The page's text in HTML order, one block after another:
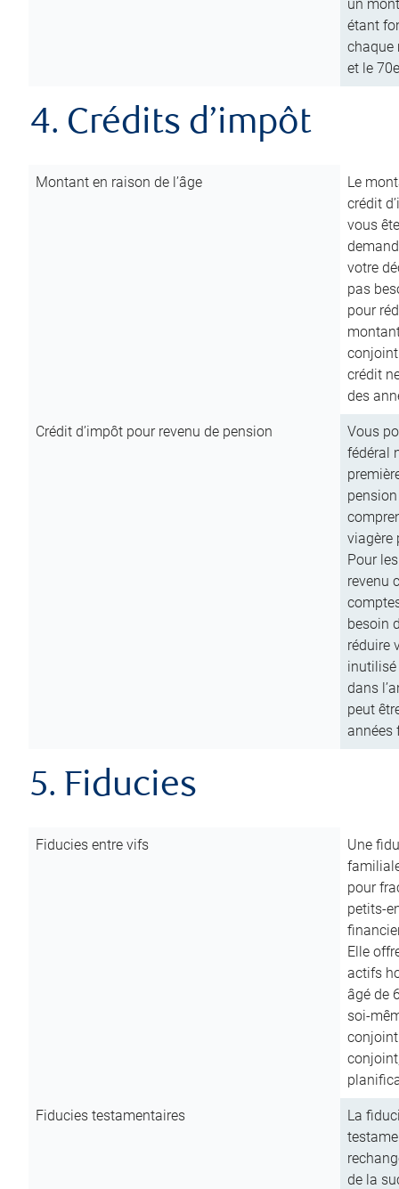
un
étant
chaque
et le
4. Crédits d’impôt
Montant en raison de l’âge
Le
crédit
vous
votre
pas
pour
conjoint
crédit
des
Crédit d’impôt pour revenu de pension
Vous
fédéral
viagère
Pour
revenu
besoin
réduire
inutilisé
dans
peut
années
5. Fiducies
Fiducies entre vifs
Une
pour
petits-
Elle
actifs
âgé de
soi-
Fiducies testamentaires
La
de la